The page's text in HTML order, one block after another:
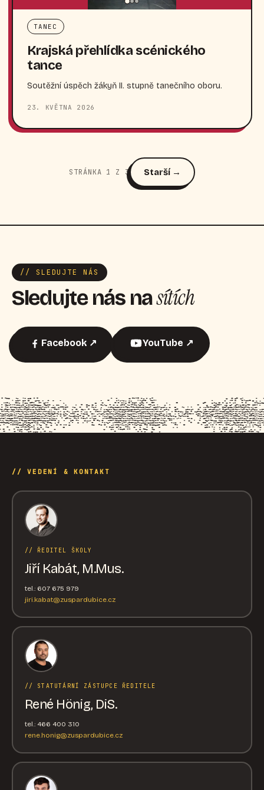
TANEC
Krajská přehlídka scénického
tance
Soutěžní úspěch žákyň II. stupně tanečního oboru.
23. KVĚTNA 2026
STRÁNKA 1 Z 3 Starší →
// SLEDUJTE NÁS
Sledujte nás nasítích
Facebook ↗ YouTube ↗
// VEDENÍ & KONTAKT
// ŘEDITEL ŠKOLY
Jiří Kabát, M.Mus.
tel.: 607 675 979
jiri.kabat@zuspardubice.cz
// STATUTÁRNÍ ZÁSTUPCE ŘEDITELE
René Hönig, DiS.
tel.: 466 400 310
rene.honig@zuspardubice.cz